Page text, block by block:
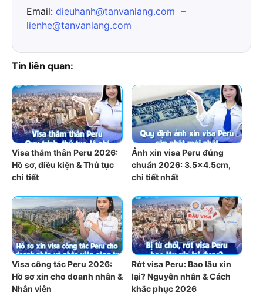
Email: dieuhanh@tanvanlang.com –
lienhe@tanvanlang.com
Tin liên quan:
Visa thăm thân Peru 2026:
Hồ sơ, điều kiện & Thủ tục
chi tiết
Ảnh xin visa Peru đúng
chuẩn 2026: 3.5×4.5cm,
chi tiết nhất
Visa công tác Peru 2026:
Hồ sơ xin cho doanh nhân &
Nhân viên
Rớt visa Peru: Bao lâu xin
lại? Nguyên nhân & Cách
khắc phục 2026